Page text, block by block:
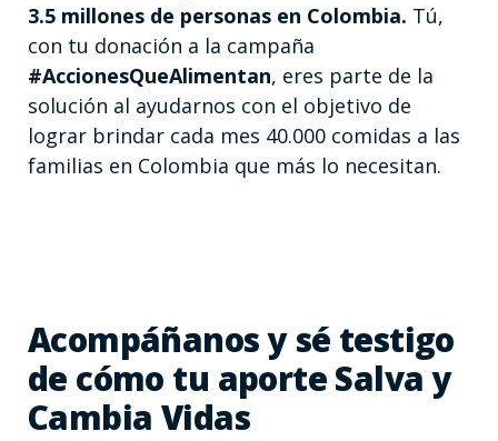
3.5 millones de personas en Colombia. Tú,
con tu donación a la campaña
#AccionesQueAlimentan, eres parte de la
solución al ayudarnos con el objetivo de
lograr brindar cada mes 40.000 comidas a las
familias en Colombia que más lo necesitan.
Acompáñanos y sé testigo
de cómo tu aporte Salva y
Cambia Vidas